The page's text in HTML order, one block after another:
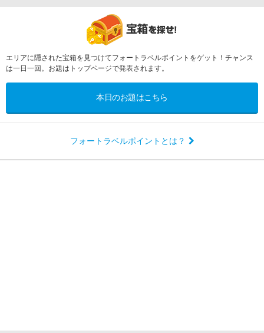
エリアに隠された宝箱を見つけてフォートラベルポイントをゲット！チャンス
は一日一回。お題はトップページで発表されます。
本日のお題はこちら
フォートラベルポイントとは？